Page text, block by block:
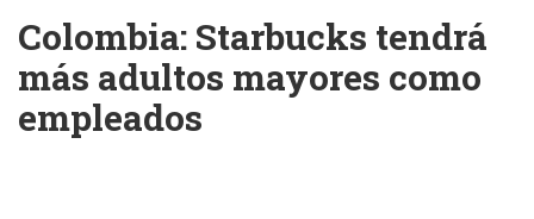
Colombia: Starbucks tendrá
más adultos mayores como
empleados